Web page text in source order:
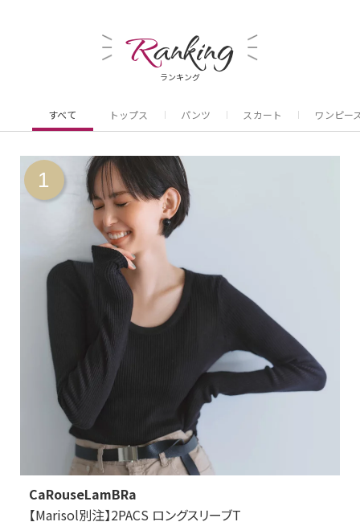
Ranking
ランキング
すべて トップス パンツ スカート ワンピー
CaRouseLamBRa
【Marisol別注】2PACS ロングスリーブT